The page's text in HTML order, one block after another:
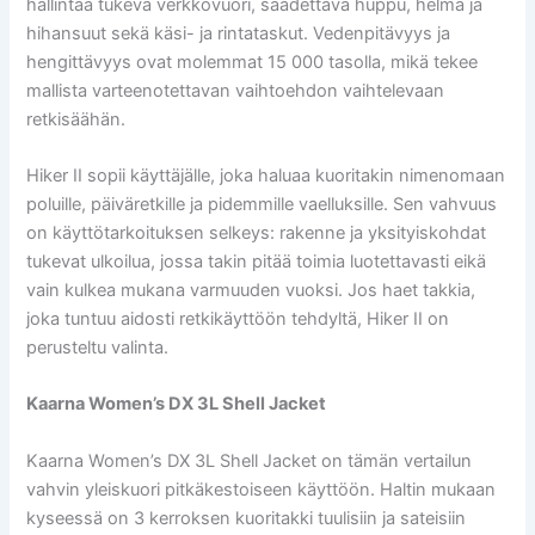
hallintaa tukeva verkkovuori, säädettävä huppu, helma ja
hihansuut sekä käsi- ja rintataskut. Vedenpitävyys ja
hengittävyys ovat molemmat 15 000 tasolla, mikä tekee
mallista varteenotettavan vaihtoehdon vaihtelevaan
retkisäähän.
Hiker II sopii käyttäjälle, joka haluaa kuoritakin nimenomaan
poluille, päiväretkille ja pidemmille vaelluksille. Sen vahvuus
on käyttötarkoituksen selkeys: rakenne ja yksityiskohdat
tukevat ulkoilua, jossa takin pitää toimia luotettavasti eikä
vain kulkea mukana varmuuden vuoksi. Jos haet takkia,
joka tuntuu aidosti retkikäyttöön tehdyltä, Hiker II on
perusteltu valinta.
Kaarna Women’s DX 3L Shell Jacket
Kaarna Women’s DX 3L Shell Jacket on tämän vertailun
vahvin yleiskuori pitkäkestoiseen käyttöön. Haltin mukaan
kyseessä on 3 kerroksen kuoritakki tuulisiin ja sateisiin